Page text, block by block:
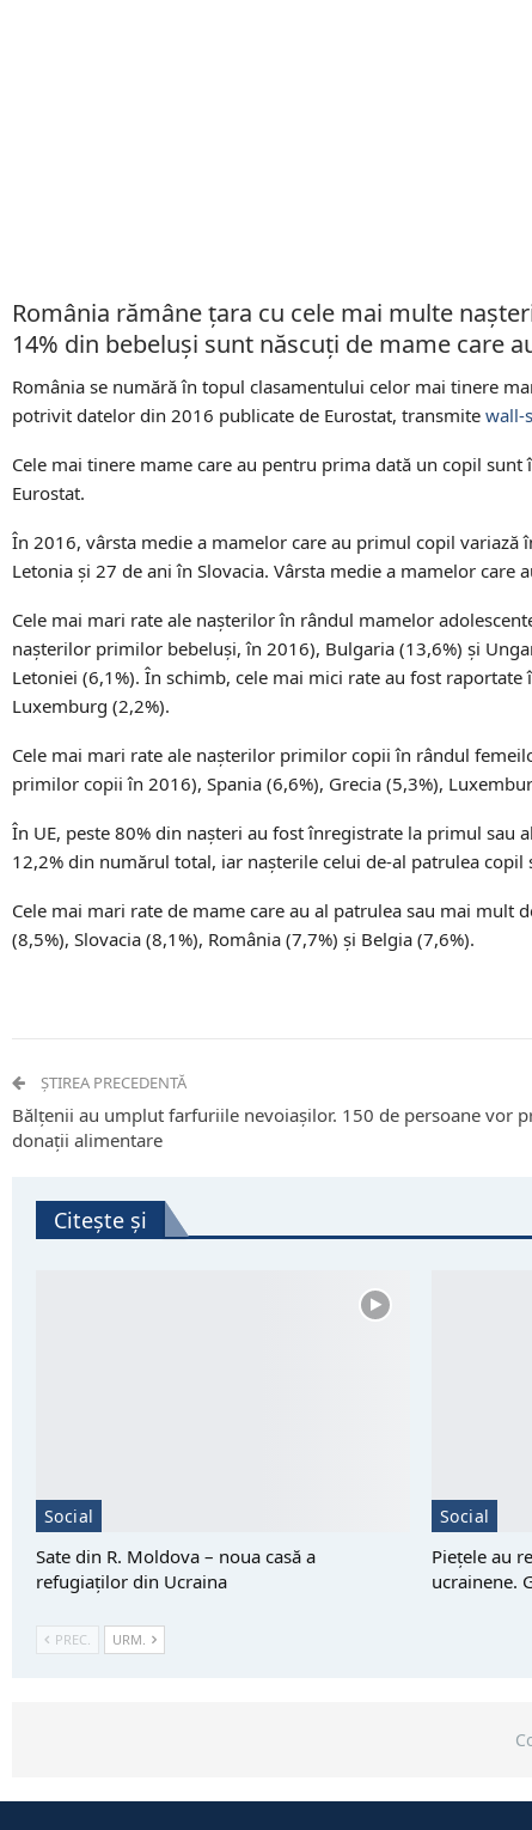
România rămâne țara cu cele mai multe
14% din bebeluși sunt născuți de mame care
România se numără în topul clasamentului celor mai tinere
potrivit datelor din 2016 publicate de Eurostat, transmite wall-
Cele mai tinere mame care au pentru prima dată un copil
Eurostat.
În 2016, vârsta medie a mamelor care au primul copil
Letonia și 27 de ani în Slovacia. Vârsta medie a mamelor
Cele mai mari rate ale nașterilor în rândul mamelor
nașterilor primilor bebeluși, în 2016), Bulgaria (13,6%) și
Letoniei (6,1%). În schimb, cele mai mici rate au fost raportate
Luxemburg (2,2%).
Cele mai mari rate ale nașterilor primilor copii în rândul
primilor copii în 2016), Spania (6,6%), Grecia (5,3%),
În UE, peste 80% din nașteri au fost înregistrate la primul
12,2% din numărul total, iar nașterile celui de-al patrulea
Cele mai mari rate de mame care au al patrulea sau mai
(8,5%), Slovacia (8,1%), România (7,7%) și Belgia (7,6%).
ȘTIREA PRECEDENTĂ
Bălţenii au umplut farfuriile nevoiaşilor. 150 de persoane vor
donaţii alimentare
Citește și
Social
Sate din R. Moldova – noua casă a
refugiaților din Ucraina
Social
Piețele au
ucrainene.
PREC. URM.